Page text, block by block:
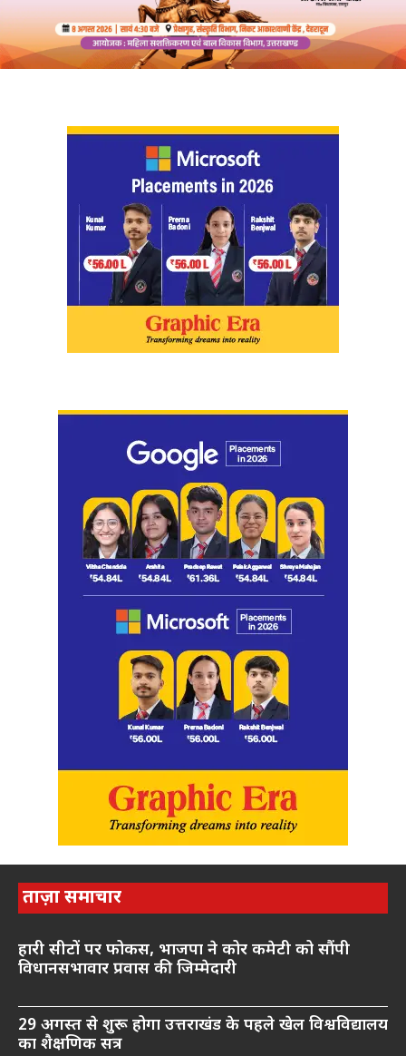
ताज़ा समाचार
हारी सीटों पर फोकस, भाजपा ने कोर कमेटी को सौंपी
विधानसभावार प्रवास की जिम्मेदारी
29 अगस्त से शुरू होगा उत्तराखंड के पहले खेल विश्वविद्यालय
का शैक्षणिक सत्र